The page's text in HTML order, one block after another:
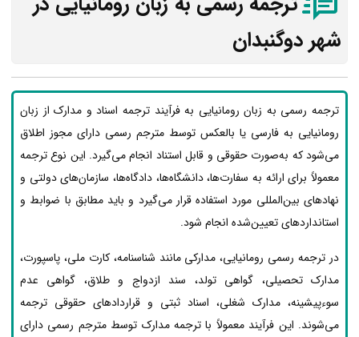
شهر دوگنبدان
ترجمه رسمی به زبان رومانیایی به فرآیند ترجمه اسناد و مدارک از زبان
رومانیایی به فارسی یا بالعکس توسط مترجم رسمی دارای مجوز اطلاق
می‌شود که به‌صورت حقوقی و قابل استناد انجام می‌گیرد. این نوع ترجمه
معمولاً برای ارائه به سفارت‌ها، دانشگاه‌ها، دادگاه‌ها، سازمان‌های دولتی و
نهادهای بین‌المللی مورد استفاده قرار می‌گیرد و باید مطابق با ضوابط و
استانداردهای تعیین‌شده انجام شود.
در ترجمه رسمی رومانیایی، مدارکی مانند شناسنامه، کارت ملی، پاسپورت،
مدارک تحصیلی، گواهی تولد، سند ازدواج و طلاق، گواهی عدم
سوءپیشینه، مدارک شغلی، اسناد ثبتی و قراردادهای حقوقی ترجمه
می‌شوند. این فرآیند معمولاً با ترجمه مدارک توسط مترجم رسمی دارای